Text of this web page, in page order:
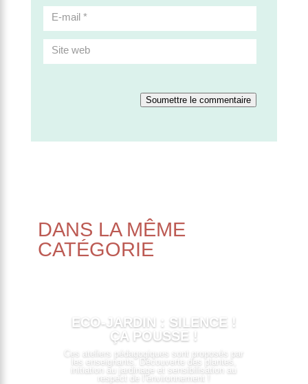
Soumettre le commentaire
DANS LA MÊME
CATÉGORIE
ECO-JARDIN : SILENCE !
ÇA POUSSE !
Ces ateliers pédagogiques sont proposés par
les enseignants. Découverte des plantes,
initiation au jardinage et sensibilisation au
respect de l’environnement !